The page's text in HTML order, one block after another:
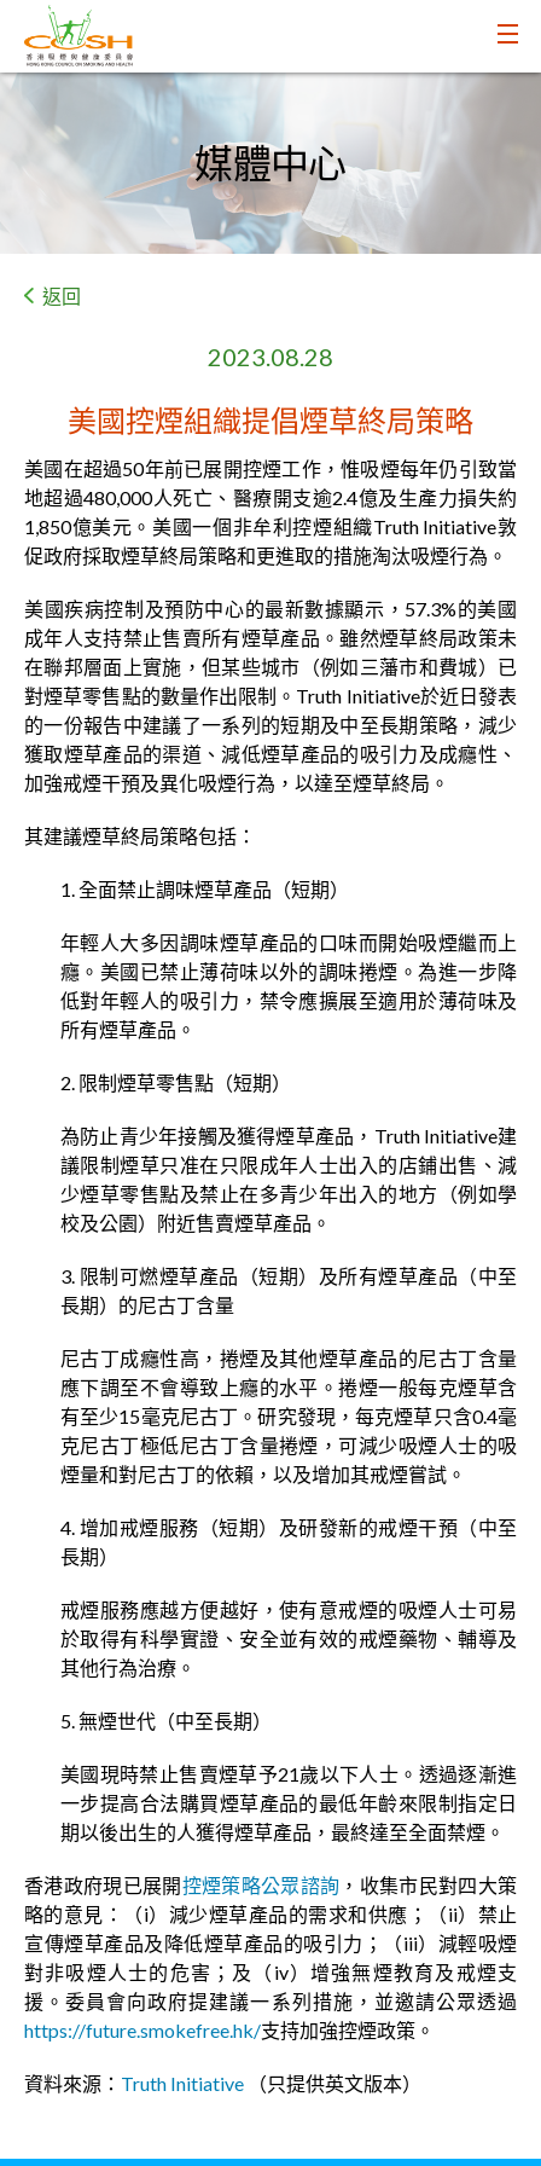
媒體中心
返回
2023.08.28
美國控煙組織提倡煙草終局策略
美國在超過50年前已展開控煙工作，惟吸煙每年仍引致當
地超過480,000人死亡、醫療開支逾2.4億及生產力損失約
1,850億美元。美國一個非牟利控煙組織Truth Initiative敦
促政府採取煙草終局策略和更進取的措施淘汰吸煙行為。
美國疾病控制及預防中心的最新數據顯示，57.3%的美國
成年人支持禁止售賣所有煙草產品。雖然煙草終局政策未
在聯邦層面上實施，但某些城市（例如三藩市和費城）已
對煙草零售點的數量作出限制。Truth Initiative於近日發表
的一份報告中建議了一系列的短期及中至長期策略，減少
獲取煙草產品的渠道、減低煙草產品的吸引力及成癮性、
加強戒煙干預及異化吸煙行為，以達至煙草終局。
其建議煙草終局策略包括：
1. 全面禁止調味煙草產品（短期）
年輕人大多因調味煙草產品的口味而開始吸煙繼而上
癮。美國已禁止薄荷味以外的調味捲煙。為進一步降
低對年輕人的吸引力，禁令應擴展至適用於薄荷味及
所有煙草產品。
2. 限制煙草零售點（短期）
為防止青少年接觸及獲得煙草產品，Truth Initiative建
議限制煙草只准在只限成年人士出入的店鋪出售、減
少煙草零售點及禁止在多青少年出入的地方（例如學
校及公園）附近售賣煙草產品。
3. 限制可燃煙草產品（短期）及所有煙草產品（中至
長期）的尼古丁含量
尼古丁成癮性高，捲煙及其他煙草產品的尼古丁含量
應下調至不會導致上癮的水平。捲煙一般每克煙草含
有至少15毫克尼古丁。研究發現，每克煙草只含0.4毫
克尼古丁極低尼古丁含量捲煙，可減少吸煙人士的吸
煙量和對尼古丁的依賴，以及增加其戒煙嘗試。
4. 增加戒煙服務（短期）及研發新的戒煙干預（中至
長期）
戒煙服務應越方便越好，使有意戒煙的吸煙人士可易
於取得有科學實證、安全並有效的戒煙藥物、輔導及
其他行為治療。
5. 無煙世代（中至長期）
美國現時禁止售賣煙草予21歲以下人士。透過逐漸進
一步提高合法購買煙草產品的最低年齡來限制指定日
期以後出生的人獲得煙草產品，最終達至全面禁煙。
香港政府現已展開控煙策略公眾諮詢 ，收集市民對四大策
略的意見：（i）減少煙草產品的需求和供應；（ii）禁止
宣傳煙草產品及降低煙草產品的吸引力；（iii）減輕吸煙
對非吸煙人士的危害；及（iv）增強無煙教育及戒煙支
援。委員會向政府提建議一系列措施，並邀請公眾透過
https://future.smokefree.hk/支持加強控煙政策。
資料來源： Truth Initiative （只提供英文版本）